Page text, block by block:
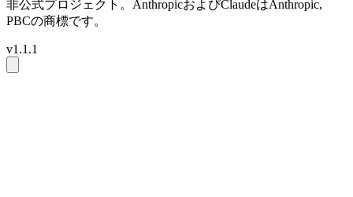
非公式プロジェクト。AnthropicおよびClaudeはAnthropic,
PBCの商標です。
v1.1.1